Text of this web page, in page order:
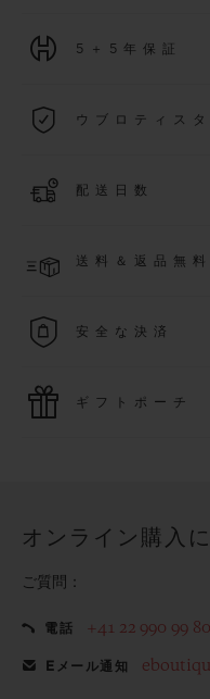
5＋5年保証
際保証が適用されます。
ウブロティス
月1 日以降に購入された
詳細を表示する
配送日数
より異なる場合がございま
送料＆返品無料
す
安全な決済
ご購入は迅速で安全に処
ギフトポーチ
オンライン購入
ご質問：
電話 +41 22 990 99 80
Eメール通知